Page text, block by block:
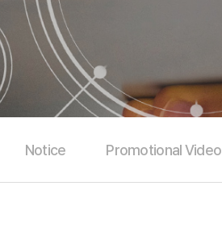
Certificate
Major customer companies
Directions
Notice Promotional Video